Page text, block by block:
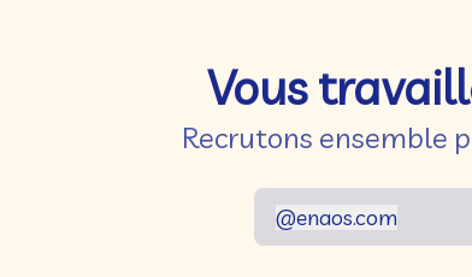
Vous
Recrutons ensemble
enaos.com
@enaos.com